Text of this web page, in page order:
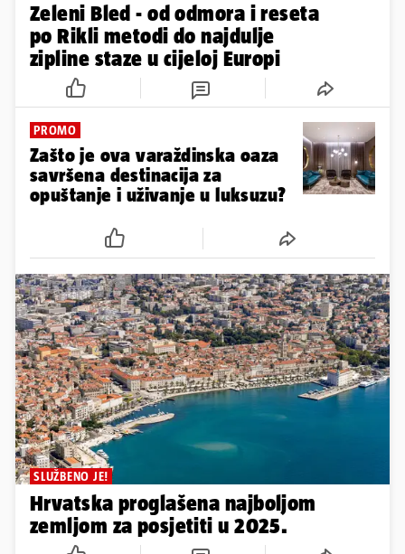
Zeleni Bled - od odmora i reseta
po Rikli metodi do najdulje
zipline staze u cijeloj Europi
PROMO
Zašto je ova varaždinska oaza
savršena destinacija za
opuštanje i uživanje u luksuzu?
SLUŽBENO JE!
Hrvatska proglašena najboljom
zemljom za posjetiti u 2025.